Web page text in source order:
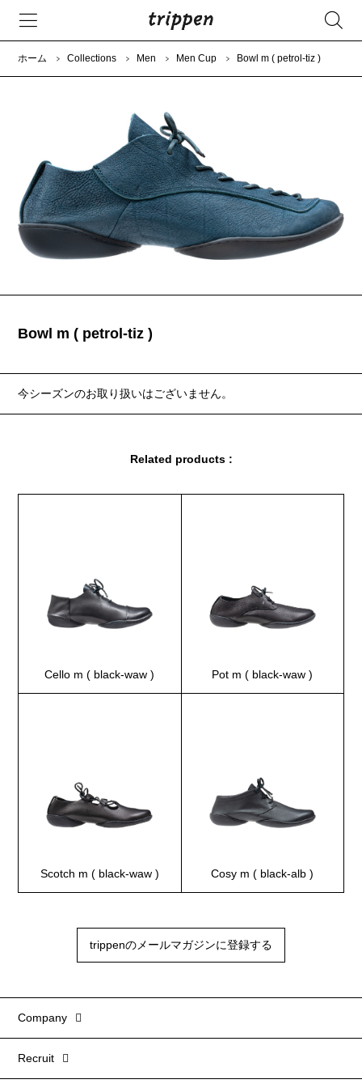
ホーム Collections Men Men Cup Bowl m ( petrol-tiz )
Bowl m ( petrol-tiz )
今シーズンのお取り扱いはございません。
Related products :
Cello m ( black-waw ) Pot m ( black-waw )
Scotch m ( black-waw ) Cosy m ( black-alb )
trippenのメールマガジンに登録する
Company
Recruit